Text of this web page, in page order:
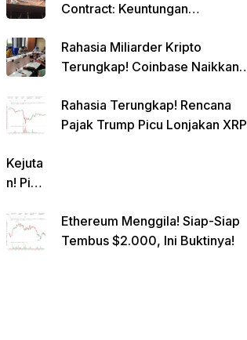
Contract: Keuntungan
Rahasia Miliarder Kripto
Terungkap! Coinbase Naikkan
Juta!
Rahasia Terungkap! Rencana
Pajak Trump Picu Lonjakan XRP
Kejuta
n! Pi
rk
Gande
Ethereum Menggila! Siap-Siap
Tembus $2.000, Ini Buktinya!